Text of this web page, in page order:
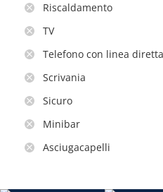
Riscaldamento
TV
Telefono con linea diretta
Scrivania
Sicuro
Minibar
Asciugacapelli